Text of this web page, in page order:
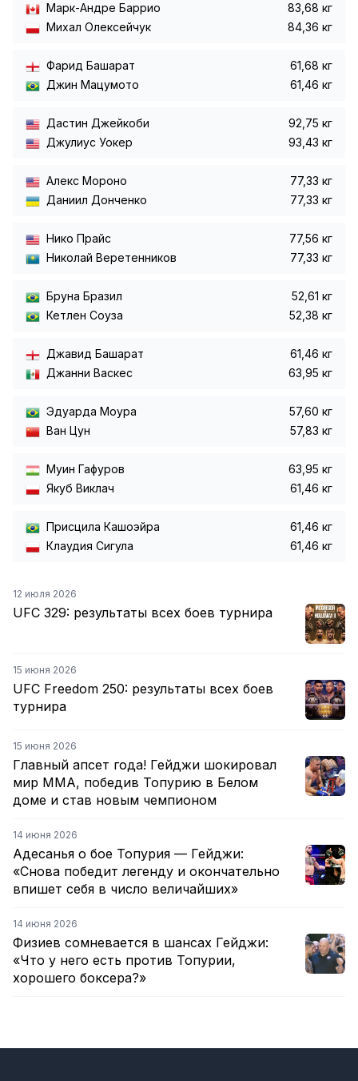
Марк-Андре Баррио
83,68 кг
Михал Олексейчук
84,36 кг
Фарид Башарат
61,68 кг
Джин Мацумото
61,46 кг
Дастин Джейкоби
92,75 кг
Джулиус Уокер
93,43 кг
Алекс Мороно
77,33 кг
Даниил Донченко
77,33 кг
Нико Прайс
77,56 кг
Николай Веретенников
77,33 кг
Бруна Бразил
52,61 кг
Кетлен Соуза
52,38 кг
Джавид Башарат
61,46 кг
Джанни Васкес
63,95 кг
Эдуарда Моура
57,60 кг
Ван Цун
57,83 кг
Муин Гафуров
63,95 кг
Якуб Виклач
61,46 кг
Присцила Кашоэйра
61,46 кг
Клаудия Сигула
61,46 кг
12 июля 2026
UFC 329: результаты всех боев турнира
15 июня 2026
UFC Freedom 250: результаты всех боев
турнира
15 июня 2026
Главный апсет года! Гейджи шокировал
мир ММА, победив Топурию в Белом
доме и став новым чемпионом
14 июня 2026
Адесанья о бое Топурия — Гейджи:
«Снова победит легенду и окончательно
впишет себя в число величайших»
14 июня 2026
Физиев сомневается в шансах Гейджи:
«Что у него есть против Топурии,
хорошего боксера?»